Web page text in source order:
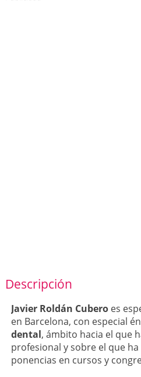
Descripción
Javier Roldán Cuberoes
en Barcelona, con especial
dental, ámbito hacia el que
profesional y sobre el que
ponencias en cursos y